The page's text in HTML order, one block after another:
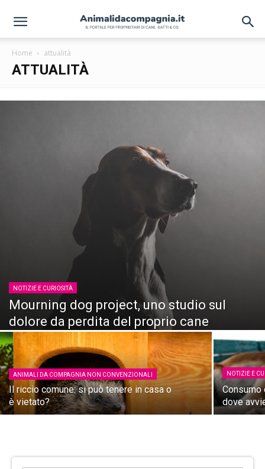
Home attualità
ATTUALITÀ
NOTIZIE E CURIOSITÀ
Mourning dog project, uno studio sul
dolore da perdita del proprio cane
ANIMALI DA COMPAGNIA NON CONVENZIONALI
Il riccio comune: si può tenere in casa o
è vietato?
NOTIZIE E
Consumo
dove